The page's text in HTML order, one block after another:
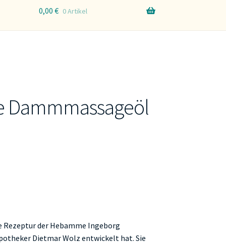
0,00 € 0 Artikel
Dammmassageöl
der Hebamme Ingeborg
Dietmar Wolz entwickelt hat. Sie